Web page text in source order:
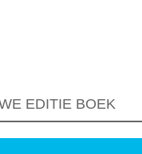
EDITIE BOEK